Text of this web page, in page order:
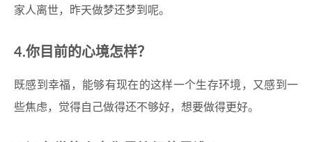
家人离世，昨天做梦还梦到呢。
4.你目前的心境怎样？
既感到幸福，能够有现在的这样一个生存环境，又感到一
些焦虑，觉得自己做得还不够好，想要做得更好。